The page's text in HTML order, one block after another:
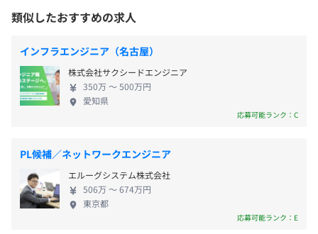
高められる魅力的な環境を用意しています。
る」「その人のレベルに合わせた教え方ができる」「「環
境に適応できる能力を身に付ける」「自分を守るための交
渉力」などです。
相談の上、ご希望のマシンを支給いたします。
AWS CloudFormation、VMware vSphere、Docker
■市営地下鉄名城線「矢場町駅」より徒歩7分
■市営地下鉄東山線・名城線「栄駅」より徒歩8分
■市営地下鉄東山線・鶴舞線「伏見駅」より徒歩9分
・GW休暇
・年末年始休暇
・産前産後休暇
・育児休暇
・有給休暇
■家族手当
・配偶者：月5千円
・子ども（18歳未満）：月2千円／1人
キルチェンジなど、ぜひお気軽にご相談ください。
1〜2年以内に希望をかなえられるようキャリアを設
計いたします。 2：エンジニアとしての総合力を高め
られる エンジニアに必要な2つの技術「スキル」と
「人間力」を両方とも高められるよう徹底的にサポ
ートします。 3：給料が上がっていく道筋をしっかり
と考える 透明性を持ってエンジニアに接することを
組んでいくべきかを一緒に考えます。 エンジニアを
リスペクトする社風なので、その他にものびのびと
安心して働けるような好待遇の環境を用意していま
す。理想の未来に向けて一緒に頑張りませんか？
類似したおすすめの求人
インフラエンジニア（名古屋）
株式会社サクシードエンジニア
350万 〜 500万円
愛知県
応募可能ランク：C
PL候補／ネットワークエンジニア
エルーグシステム株式会社
506万 〜 674万円
東京都
応募可能ランク：E